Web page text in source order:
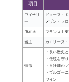
項目
ワイナリ
ー
ドメーヌ・
メゾン・ラ
所在地 フランス中
当主 カロリーヌ
特徴
・長い歴史
・伝統を守
・自社畑の
・ブルゴー
ワイン